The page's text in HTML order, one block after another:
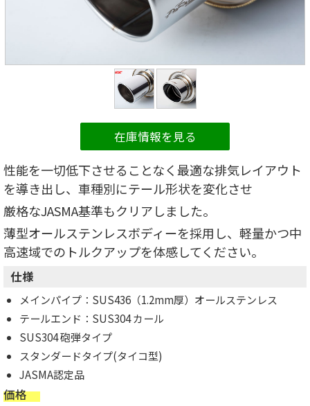
在庫情報を見る
性能を一切低下させることなく最適な排気レイアウト
を導き出し、車種別にテール形状を変化させ
厳格なJASMA基準もクリアしました。
薄型オールステンレスボディーを採用し、軽量かつ中
高速域でのトルクアップを体感してください。
仕様
メインパイプ：SUS436（1.2mm厚）オールステンレス
テールエンド：SUS304 カール
SUS304 砲弾タイプ
スタンダードタイプ(タイコ型)
JASMA認定品
価格